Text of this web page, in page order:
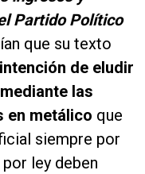
Partido Político
que su texto
de eludir
las
en metálico que
siempre por
ley deben